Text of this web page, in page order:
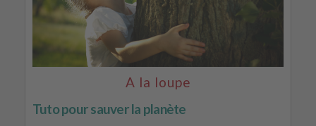
A la loupe
Tuto pour sauver la planète